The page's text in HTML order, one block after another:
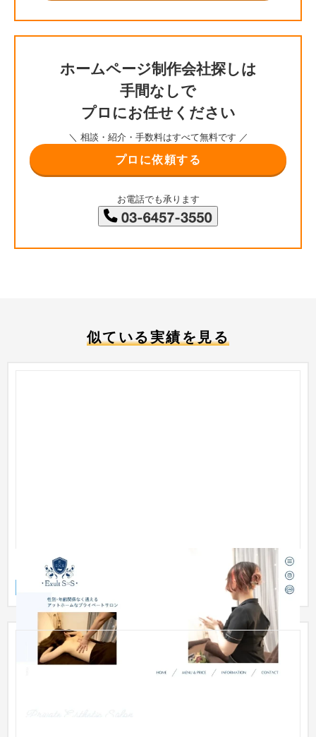
ホームページ制作会社探しは
手間なしで
プロにお任せください
＼ 相談・紹介・手数料はすべて無料です ／
プロに依頼する
お電話でも承ります
似ている実績を見る
Exult SxS様
企業サイト エステ・ネイル